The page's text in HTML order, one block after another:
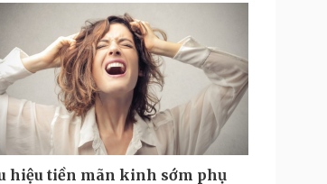
Giá cà phê
nghiệp
Công nghệ
Sành điệu
Tin Công nghệ
Trải nghiệm
Chuyển đổi số
hiệu tiền mãn kinh sớm phụ